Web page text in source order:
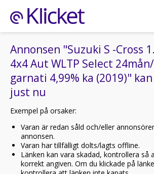
Annonsen "Suzuki S -Cross
4x4 Aut WLTP Select
garnati 4,99% ka (2019)"
just nu
Exempel på orsaker:
Varan är redan såld och/eller
annonsen.
Varan har tillfälligt dolts/lagts offline.
Länken kan vara skadad, kontrollera så
korrekt angiven. Om du klickade på